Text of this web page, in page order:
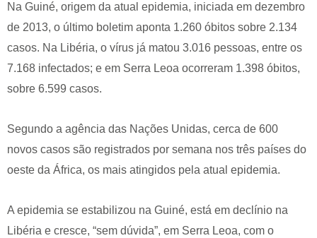
Na Guiné, origem da atual epidemia, iniciada em dezembro
de 2013, o último boletim aponta 1.260 óbitos sobre 2.134
casos. Na Libéria, o vírus já matou 3.016 pessoas, entre os
7.168 infectados; e em Serra Leoa ocorreram 1.398 óbitos,
sobre 6.599 casos.
Segundo a agência das Nações Unidas, cerca de 600
novos casos são registrados por semana nos três países do
oeste da África, os mais atingidos pela atual epidemia.
A epidemia se estabilizou na Guiné, está em declínio na
Libéria e cresce, “sem dúvida”, em Serra Leoa, com o